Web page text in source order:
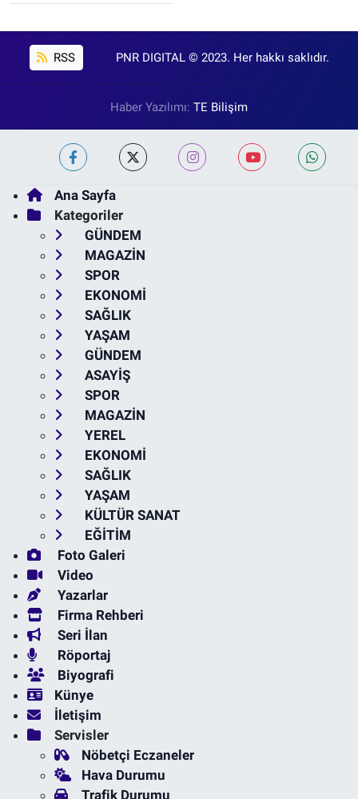
RSS PNR DIGITAL © 2023. Her hakkı saklıdır.
Haber Yazılımı: TE Bilişim
Ana Sayfa
Kategoriler
GÜNDEM
MAGAZİN
SPOR
EKONOMİ
SAĞLIK
YAŞAM
GÜNDEM
ASAYİŞ
SPOR
MAGAZİN
YEREL
EKONOMİ
SAĞLIK
YAŞAM
KÜLTÜR SANAT
EĞİTİM
Foto Galeri
Video
Yazarlar
Firma Rehberi
Seri İlan
Röportaj
Biyografi
Künye
İletişim
Servisler
Nöbetçi Eczaneler
Hava Durumu
Trafik Durumu